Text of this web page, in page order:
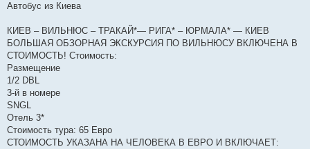
Автобус из Киева
КИЕВ – ВИЛЬНЮС – ТРАКАЙ*— РИГА* – ЮРМАЛА* — КИЕВ
БОЛЬШАЯ ОБЗОРНАЯ ЭКСКУРСИЯ ПО ВИЛЬНЮСУ ВКЛЮЧЕНА В
СТОИМОСТЬ! Стоимость:
Размещение
1/2 DBL
3-й в номере
SNGL
Отель 3*
Стоимость тура: 65 Евро
СТОИМОСТЬ УКАЗАНА НА ЧЕЛОВЕКА В ЕВРО И ВКЛЮЧАЕТ: